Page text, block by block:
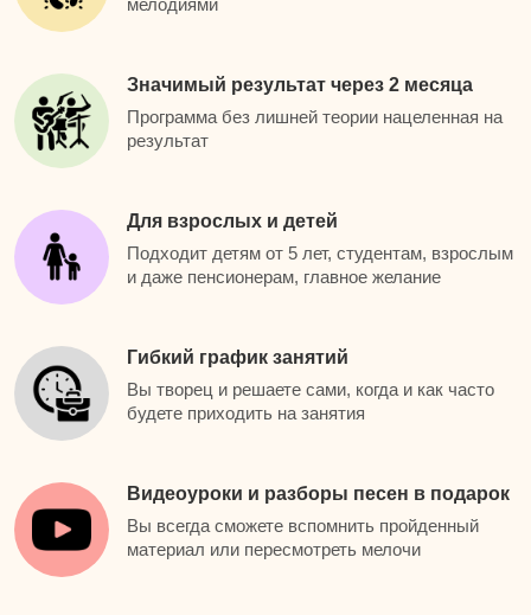
Значимый результат через 2 месяца
Программа без лишней теории нацеленная на
результат
Для взрослых и детей
Подходит детям от 5 лет, студентам, взрослым
и даже пенсионерам, главное желание
Гибкий график занятий
Вы творец и решаете сами, когда и как часто
будете приходить на занятия
Видеоуроки и разборы песен в подарок
Вы всегда сможете вспомнить пройденный
материал или пересмотреть мелочи